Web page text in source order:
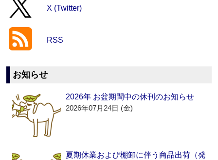
X (Twitter)
RSS
お知らせ
2026年 お盆期間中の休刊のお知らせ
2026年07月24日 (金)
夏期休業および棚卸に伴う商品出荷（発